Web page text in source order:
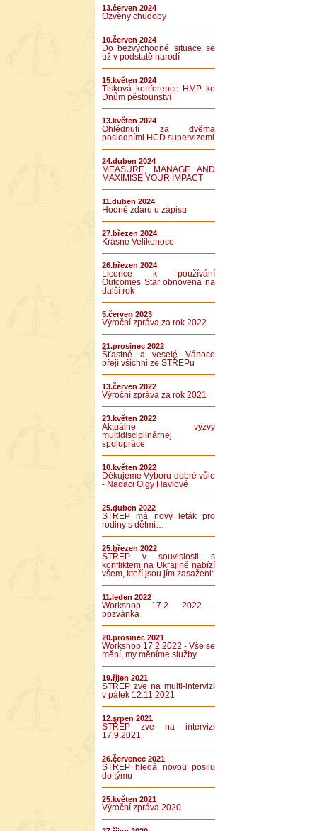
13.červen 2024
Ozvěny chudoby
10.červen 2024
Do bezvýchodné situace se
už v podstatě narodí
15.květen 2024
Tisková konference HMP ke
Dnům pěstounství
13.květen 2024
Ohlédnutí za dvěma
posledními HCD supervizemi
24.duben 2024
MEASURE, MANAGE AND
MAXIMISE YOUR IMPACT
11.duben 2024
Hodně zdaru u zápisu
27.březen 2024
Krásné Velikonoce
26.březen 2024
Licence k používání
Outcomes Star obnovena na
další rok
5.červen 2023
Výroční zpráva za rok 2022
21.prosinec 2022
Šťastné a veselé Vánoce
přejí všichni ze STŘEPu
13.červen 2022
Výroční zpráva za rok 2021
23.květen 2022
Aktuálne výzvy
multidisciplinárnej
spolupráce
10.květen 2022
Děkujeme Výboru dobré vůle
- Nadaci Olgy Havlové
25.duben 2022
STŘEP má nový leták pro
rodiny s dětmi…
25.březen 2022
STŘEP v souvislosti s
konfliktem na Ukrajině nabízí
všem, kteří jsou jím zasaženi:
11.leden 2022
Workshop 17.2. 2022 -
pozvánka
20.prosinec 2021
Workshop 17.2.2022 - Vše se
mění, my měníme služby
19.říjen 2021
STŘEP zve na multi-intervizi
v pátek 12.11.2021
12.srpen 2021
STŘEP zve na intervizi
17.9.2021
26.červenec 2021
STŘEP hledá novou posilu
do týmu
25.květen 2021
Výroční zpráva 2020